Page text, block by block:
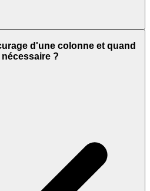
d'une colonne et quand
?